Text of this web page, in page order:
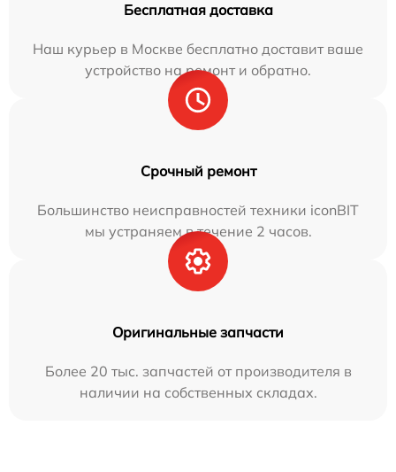
Бесплатная доставка
Наш курьер в Москве бесплатно доставит ваше
устройство на ремонт и обратно.
Срочный ремонт
Большинство неисправностей техники iconBIT
мы устраняем в течение 2 часов.
Оригинальные запчасти
Более 20 тыс. запчастей от производителя в
наличии на собственных складах.